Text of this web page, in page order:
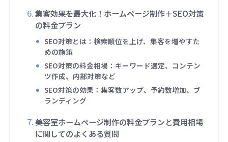
集客効果を最大化！ホームページ制作＋SEO対策
の料金プラン
SEO対策とは：検索順位を上げ、集客を増やすた
めの施策
SEO対策の料金相場：キーワード選定、コンテン
ツ作成、内部対策など
SEO対策の効果：集客数アップ、予約数増加、ブ
ランディング
美容室ホームページ制作の料金プランと費用相場
に関してのよくある質問